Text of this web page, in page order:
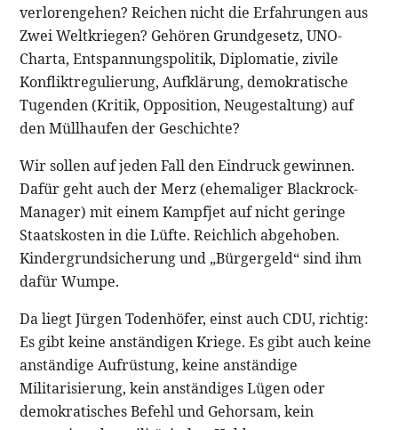
verlorengehen? Reichen nicht die Erfahrungen aus
Zwei Weltkriegen? Gehören Grundgesetz, UNO-
Charta, Entspannungspolitik, Diplomatie, zivile
Konfliktregulierung, Aufklärung, demokratische
Tugenden (Kritik, Opposition, Neugestaltung) auf
den Müllhaufen der Geschichte?
Wir sollen auf jeden Fall den Eindruck gewinnen.
Dafür geht auch der Merz (ehemaliger Blackrock-
Manager) mit einem Kampfjet auf nicht geringe
Staatskosten in die Lüfte. Reichlich abgehoben.
Kindergrundsicherung und „Bürgergeld“ sind ihm
dafür Wumpe.
Da liegt Jürgen Todenhöfer, einst auch CDU, richtig:
Es gibt keine anständigen Kriege. Es gibt auch keine
anständige Aufrüstung, keine anständige
Militarisierung, kein anständiges Lügen oder
demokratisches Befehl und Gehorsam, kein